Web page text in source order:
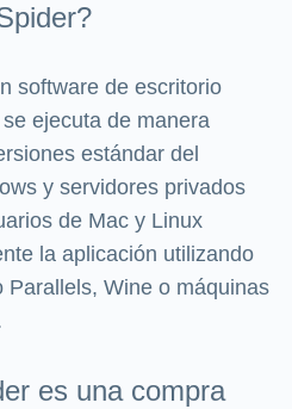
software de escritorio
ejecuta de manera
estándar del
y servidores privados
de Mac y Linux
la aplicación utilizando
Parallels, Wine o máquinas
es una compra